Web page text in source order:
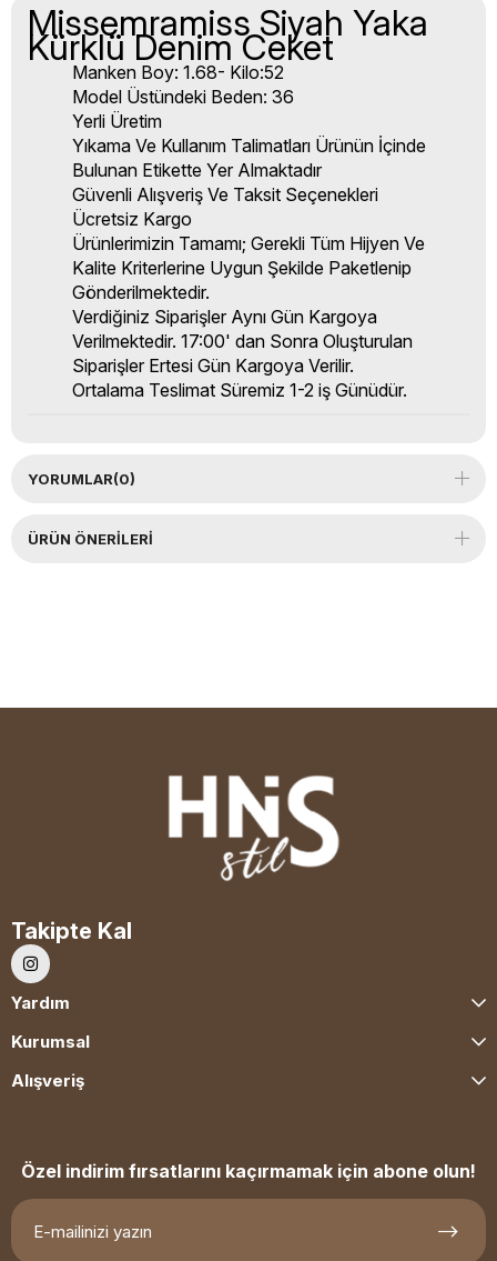
Missemramiss Siyah Yaka
Kürklü Denim Ceket
Manken Boy: 1.68- Kilo:52
Model Üstündeki Beden: 36
Yerli Üretim
Yıkama Ve Kullanım Talimatları Ürünün İçinde
Bulunan Etikette Yer Almaktadır
Güvenli Alışveriş Ve Taksit Seçenekleri
Ücretsiz Kargo
Ürünlerimizin Tamamı; Gerekli Tüm Hijyen Ve
Kalite Kriterlerine Uygun Şekilde Paketlenip
Gönderilmektedir.
Verdiğiniz Siparişler Aynı Gün Kargoya
Verilmektedir. 17:00' dan Sonra Oluşturulan
Siparişler Ertesi Gün Kargoya Verilir.
Ortalama Teslimat Süremiz 1-2 iş Günüdür.
YORUMLAR(0)
ÜRÜN ÖNERILERI
Takipte Kal
Yardım
Kurumsal
Alışveriş
Özel indirim fırsatlarını kaçırmamak için abone olun!